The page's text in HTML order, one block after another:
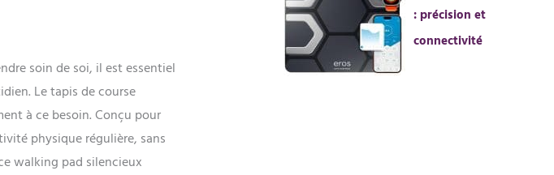
soin de soi, il est essentiel
Le tapis de course
à ce besoin. Conçu pour
physique régulière, sans
walking pad silencieux
: précision et
connectivité